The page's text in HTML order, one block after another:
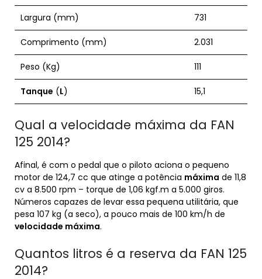
Largura (mm) 731
Comprimento (mm) 2.031
Peso (Kg) 111
Tanque (L) 15,1
Qual a velocidade máxima da FAN
125 2014?
Afinal, é com o pedal que o piloto aciona o pequeno
motor de 124,7 cc que atinge a potência máxima de 11,8
cv a 8.500 rpm – torque de 1,06 kgf.m a 5.000 giros.
Números capazes de levar essa pequena utilitária, que
pesa 107 kg (a seco), a pouco mais de 100 km/h de
velocidade máxima.
Quantos litros é a reserva da FAN 125
2014?